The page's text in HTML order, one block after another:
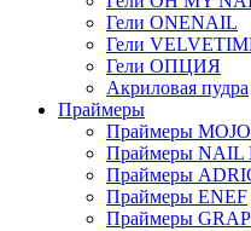
Гели ONENAIL
Гели
Гели ОПЦИЯ
Акриловая пудра
Праймеры
Праймеры MOJO
Праймеры NAIL
Праймеры
Праймеры ENEF
Праймеры